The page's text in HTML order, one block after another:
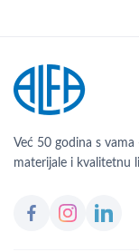
Već 50 godina s
materijale i kvalitetnu